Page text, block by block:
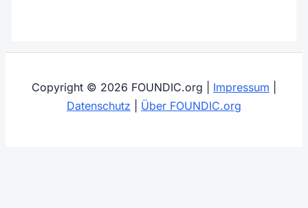
Copyright © 2026 FOUNDIC.org | Impressum
Datenschutz
Über FOUNDIC.org